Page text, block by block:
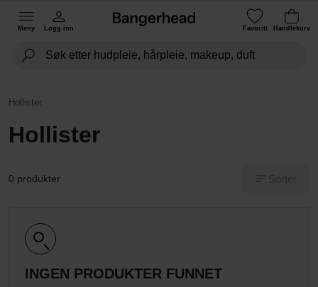
Meny Logg inn Favoritt Handlekurv
Hollister
Hollister
0 produkter
INGEN PRODUKTER FUNNET